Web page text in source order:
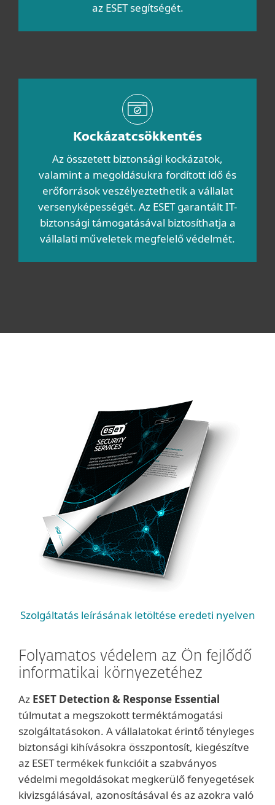
az ESET segítségét.
Kockázatcsökkentés
Az összetett biztonsági kockázatok,
valamint a megoldásukra fordított idő és
erőforrások veszélyeztethetik a vállalat
versenyképességét. Az ESET garantált IT-
biztonsági támogatásával biztosíthatja a
vállalati műveletek megfelelő védelmét.
Szolgáltatás leírásának letöltése eredeti nyelven
Folyamatos védelem az Ön fejlődő
informatikai környezetéhez
Az ESET Detection & Response Essential
túlmutat a megszokott terméktámogatási
szolgáltatásokon. A vállalatokat érintő tényleges
biztonsági kihívásokra összpontosít, kiegészítve
az ESET termékek funkcióit a szabványos
védelmi megoldásokat megkerülő fenyegetések
kivizsgálásával, azonosításával és az azokra való